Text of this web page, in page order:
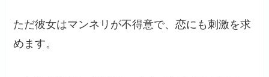
ただ彼女はマンネリが不得意で、恋にも刺激を求
めます。